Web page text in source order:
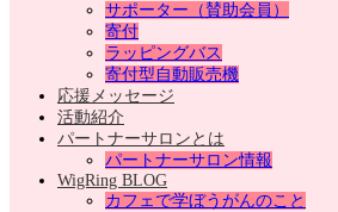
サポーター（賛助会員）
寄付
ラッピングバス
寄付型自動販売機
応援メッセージ
活動紹介
パートナーサロンとは
パートナーサロン情報
WigRing BLOG
カフェで学ぼうがんのこと